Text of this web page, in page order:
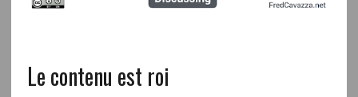
Le contenu est roi